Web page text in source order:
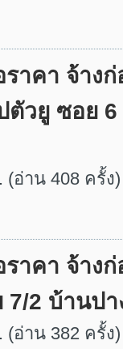
าคา จ้างก่
ตัวยู ซอย
(อ่าน 408 ครั้ง)
าคา จ้าง
7/2 บ้านป
(อ่าน 382 ครั้ง)